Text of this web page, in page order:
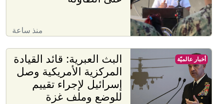
منذ ساعة
البث العبرية: قائد القيادة
المركزية الأمريكية وصل
إسرائيل لإجراء تقييم
للوضع وملف غزة
أخبار عالميّة